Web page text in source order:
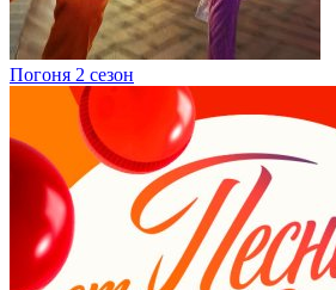
Погоня 2 сезон